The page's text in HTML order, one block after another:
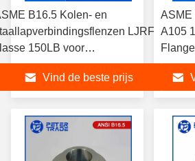
B16.5 Kolen- en
LJRF
150LB voor
Vind de beste prijs
ASME
A105
Class